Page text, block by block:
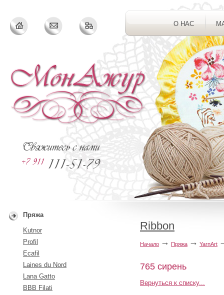
О НАС
Ribbon
Начало → Пряжа → YarnArt
765 сирень
Вернуться к списку...
Пряжа
Kutnor
Profil
Ecafil
Laines du Nord
Lana Gatto
BBB Filati